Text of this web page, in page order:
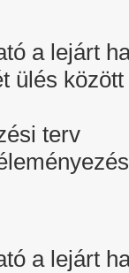
a lejárt
ülés
terv
a lejárt